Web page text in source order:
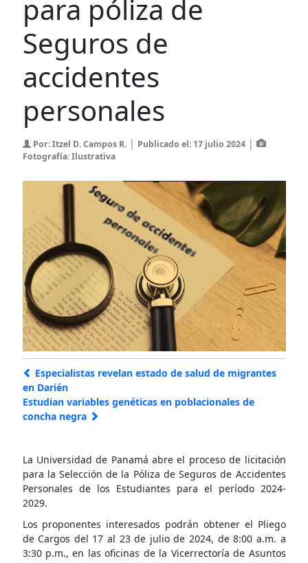
para póliza de
Seguros de
accidentes
personales
Por: Itzel D. Campos R.| Publicado el: 17 julio 2024|
Fotografía: Ilustrativa
Especialistas revelan estado de salud de migrantes
en Darién
Estudian variables genéticas en poblacionales de
concha negra
La Universidad de Panamá abre el proceso de licitación
para la Selección de la Póliza de Seguros de Accidentes
Personales de los Estudiantes para el período 2024-
2029.
Los proponentes interesados podrán obtener el Pliego
de Cargos del 17 al 23 de julio de 2024, de 8:00 a.m. a
3:30 p.m., en las oficinas de la Vicerrectoría de Asuntos